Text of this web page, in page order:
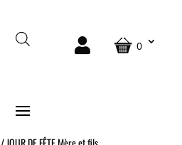
0